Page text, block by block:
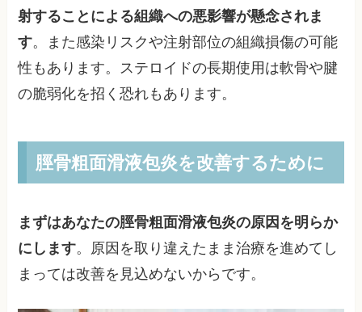
射することによる組織への悪影響が懸念されま
す。また感染リスクや注射部位の組織損傷の可能
性もあります。ステロイドの長期使用は軟骨や腱
の脆弱化を招く恐れもあります。
脛骨粗面滑液包炎を改善するために
まずはあなたの脛骨粗面滑液包炎の原因を明らか
にします。原因を取り違えたまま治療を進めてし
まっては改善を見込めないからです。